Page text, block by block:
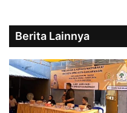
Berita Lainnya